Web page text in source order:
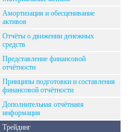
Амортизация и обесценивание
активов
Отчёты о движении денежных
средств
Представление финансовой
отчётности
Принципы подготовки и составления
финансовой отчётности
Дополнительная отчётнаяя
информация
Трейдинг